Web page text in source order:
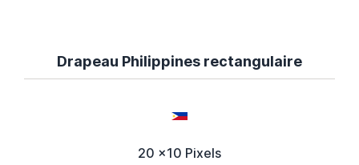
Drapeau Philippines rectangulaire
20 x10 Pixels